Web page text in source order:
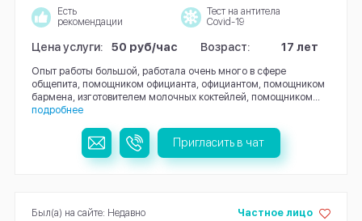
Есть
рекомендации
Тест на антитела
Covid-19
Цена услуги: 50 руб/час Возраст: 17 лет
Опыт работы большой, работала очень много в сфере
общепита, помощником официанта, официантом, помощником
бармена, изготовителем молочных коктейлей, помощником...
подробнее
Пригласить в чат
Частное лицо
Был(а) на сайте: Недавно